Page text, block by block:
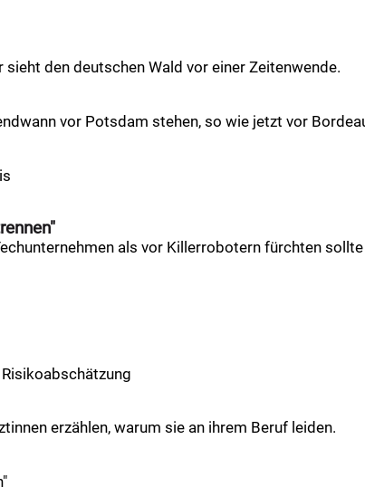
den deutschen Wald vor einer Zeitenwende.
vor Potsdam stehen, so wie jetzt vor
als vor Killerrobotern fürchten
Risikoabschätzung
erzählen, warum sie an ihrem Beruf leiden.